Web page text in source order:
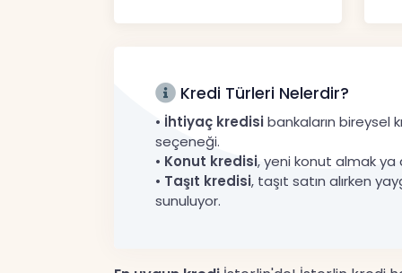
Kredi Türleri Nelerdir?
• İhtiyaç kredisibankaların bireysel
seçeneği.
• Konut kredisi, yeni konut almak ya
• Taşıt kredisi, taşıt satın alırken
sunuluyor.